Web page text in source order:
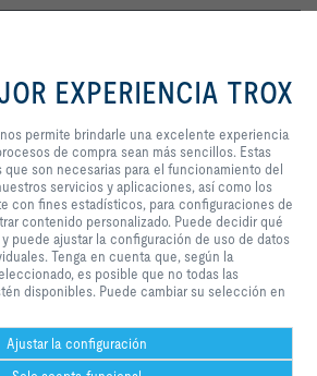
sean guardados en cumplimiento con la
de TROX.
Condiciones de contratación
S.A. de C.V.
permite brindarle una excelente
experiencia en el sitio web y que
sencillos. Estas cookies incluyen
aquellas que son necesarias para
el funcionamiento del sitio y para
el control de nuestros servicios y
aplicaciones, así como los que se
utilizan únicamente con fines
estadísticos, para configuraciones
de conveniencia o para mostrar
contenido personalizado. Puede
decidir qué categorías desea
configuración de uso de datos
según sus requisitos individuales.
Tenga en cuenta que, según la
EXPERIENCIA TROX
permite brindarle una excelente experiencia
de compra sean más sencillos. Estas
son necesarias para el funcionamiento del
servicios y aplicaciones, así como los
con fines estadísticos, para configuraciones de
contenido personalizado. Puede decidir qué
puede ajustar la configuración de uso de datos
Tenga en cuenta que, según la
es posible que no todas las
disponibles. Puede cambiar su selección en
Ajustar la configuración